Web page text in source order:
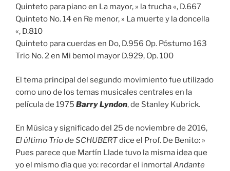
Quinteto para piano en La mayor, » la trucha «, D.667
Quinteto No. 14 en Re menor, » La muerte y la doncella
«, D.810
Quinteto para cuerdas en Do, D.956 Op. Póstumo 163
Trio No. 2 en Mi bemol mayor D.929, Op. 100
El tema principal del segundo movimiento fue utilizado
como uno de los temas musicales centrales en la
película de 1975 Barry Lyndon, de Stanley Kubrick.
En Música y significado del 25 de noviembre de 2016,
El último Trío de SCHUBERTdice el Prof. De Benito: »
Pues parece que Martín Llade tuvo la misma idea que
yo el mismo día que yo: recordar el inmortal Andante